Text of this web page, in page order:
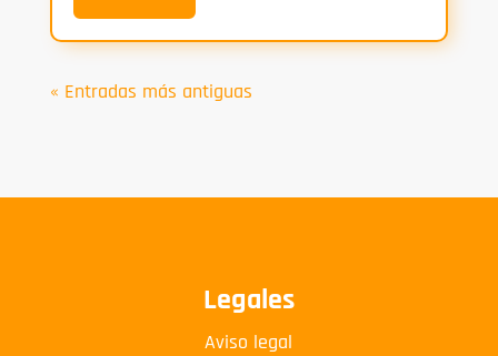
« Entradas más antiguas
Legales
Aviso legal